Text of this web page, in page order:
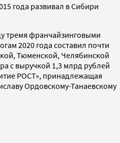
года развивал в Сибири
тремя франчайзинговыми
2020 года составил почти
Тюменской, Челябинской
с выручкой 1,3 млрд рублей
РОСТ», принадлежащая
Ордовскому-Танаевскому